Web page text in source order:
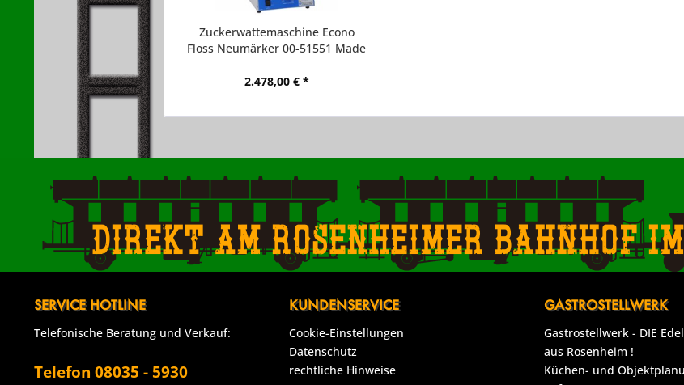
Zuckerwattemaschine Econo
Floss Neumärker 00-51551 Made
2.478,00 € *
Direkt am Rosenheimer Bahnhof
SERVICE HOTLINE
Telefonische Beratung und Verkauf:
Telefon 08035 - 5930
KUNDENSERVICE
Cookie-Einstellungen
Datenschutz
rechtliche Hinweise
GASTROSTELLWERK
Gastrostellwerk - DIE
aus Rosenheim !
Küchen- und